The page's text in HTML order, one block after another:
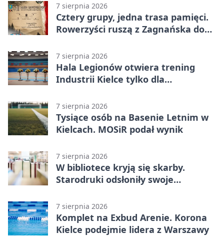
7 sierpnia 2026
Cztery grupy, jedna trasa pamięci.
Rowerzyści ruszą z Zagnańska do
7 sierpnia 2026
Hala Legionów otwiera trening
Industrii Kielce tylko dla
7 sierpnia 2026
Tysiące osób na Basenie Letnim w
Kielcach. MOSiR podał wynik
7 sierpnia 2026
W bibliotece kryją się skarby.
Starodruki odsłoniły swoje
7 sierpnia 2026
Komplet na Exbud Arenie. Korona
Kielce podejmie lidera z Warszawy